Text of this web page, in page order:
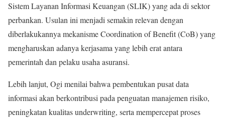
Sistem Layanan Informasi Keuangan (SLIK) yang ada di sektor
perbankan. Usulan ini menjadi semakin relevan dengan
diberlakukannya mekanisme Coordination of Benefit (CoB) yang
mengharuskan adanya kerjasama yang lebih erat antara
pemerintah dan pelaku usaha asuransi.
Lebih lanjut, Ogi menilai bahwa pembentukan pusat data
informasi akan berkontribusi pada penguatan manajemen risiko,
peningkatan kualitas underwriting, serta mempercepat proses